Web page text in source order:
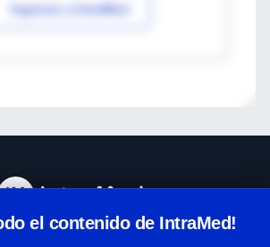
Ingresar a IntraMed
el contenido de IntraMed!